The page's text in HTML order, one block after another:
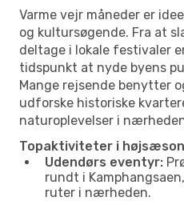
Varme vejr måneder er
og kultursøgende. Fra at
deltage i lokale festivaler
tidspunkt at nyde byens
Mange rejsende benytter
udforske historiske
naturoplevelser i
Topaktiviteter i
Udendørs eventyr:
rundt i
ruter i nærheden.